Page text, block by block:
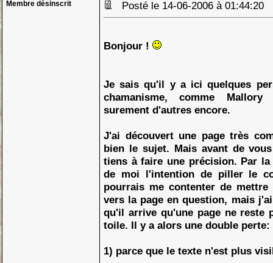
Membre désinscrit Posté le 14-06-2006 à 01:44:20
Bonjour !
Je sais qu'il y a ici quelques
chamanisme, comme
surement d'autres encore.
J'ai découvert une page très
bien le sujet. Mais avant de
tiens à faire une précision. Par
de moi l'intention de piller le
pourrais me contenter de
vers la page en question, mais
qu'il arrive qu'une page ne reste
toile. Il y a alors une double perte:
1) parce que le texte n'est plus